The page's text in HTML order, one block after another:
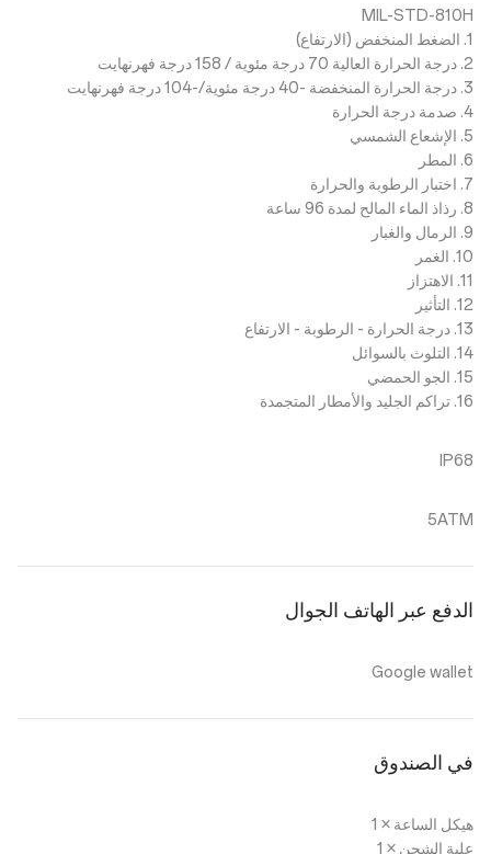
MIL-STD-810H
1. الضغط المنخفض (الارتفاع)
2. درجة الحرارة العالية 70 درجة مئوية / 158 درجة فهرنهايت
3. درجة الحرارة المنخفضة -40 درجة مئوية/-104 درجة فهرنهايت
4. صدمة درجة الحرارة
5. الإشعاع الشمسي
6. المطر
7. اختبار الرطوبة والحرارة
8. رذاذ الماء المالح لمدة 96 ساعة
9. الرمال والغبار
10. الغمر
11. الاهتزاز
12. التأثير
13. درجة الحرارة - الرطوبة - الارتفاع
14. التلوث بالسوائل
15. الجو الحمضي
16. تراكم الجليد والأمطار المتجمدة
IP68
5ATM
الدفع عبر الهاتف الجوال
Google wallet
في الصندوق
هيكل الساعة × 1
علبة الشحن × 1